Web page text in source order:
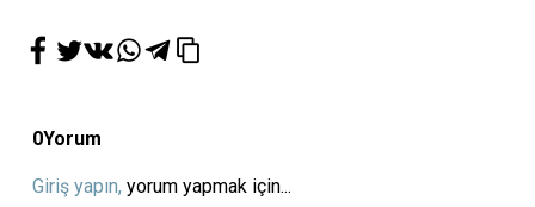
0Yorum
Giriş yapın, yorum yapmak için...